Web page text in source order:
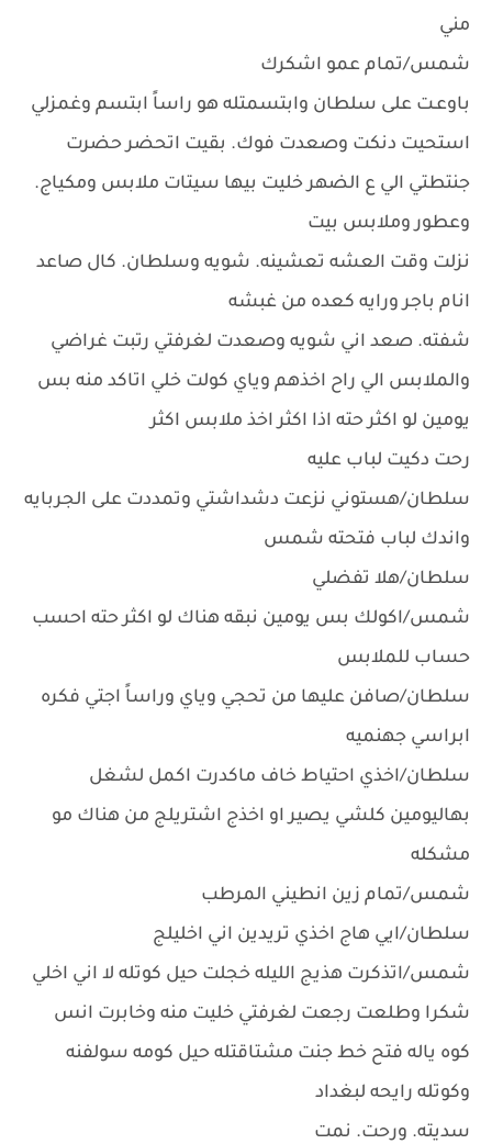
مني
شمس/تمام عمو اشكرك
باوعـت على سلطان وابتسمتله هو راساً ابتسم وغمزلي
استحيت دنكت وصعدت فوك. بقيت اتحضر حضرت
جنتطتي الي ع الضهر خليت بيها سيتات ملابس ومكياج.
وعطور وملابس بيت
نزلت وقت العشه تعشينه. شويه وسلطان. كال صاعد
انام باجر ورايه كعده من غبشه
شفته. صعد اني شويه وصعدت لغرفتي رتبت غراضي
والملابس الي راح اخذهم وياي كولت خلي اتاكد منه بس
يومين لو اكثر حته اذا اكثر اخذ ملابس اكثر
رحت دكيت لباب عليه
سلطان/هستوني نزعت دشداشتي وتمددت على الجربايه
واندك لباب فتحته شمس
سلطان/هلا تفضلي
شمس/اكولك بس يومين نبقه هناك لو اكثر حته احسب
حساب للملابس
سلطان/صافن عليها من تحجي وياي وراساً اجتي فكره
ابراسي جهنميه
سلطان/اخذي احتياط خاف ماكدرت اكمل لشغل
بهاليومين كلشي يصير او اخذج اشتريلج من هناك مو
مشكله
شمس/تمام زين انطيني المرطب
سلطان/ايي هاج اخذي تريدين اني اخليلج
شمس/اتذكرت هذيج الليله خجلت حيل كوتله لا اني اخلي
شكرا وطلعت رجعت لغرفتي خليت منه وخابرت انس
كوه ياله فتح خط جنت مشتاقتله حيل كومه سولفنه
وكوتله رايحه لبغداد
سديته. ورحت. نمت